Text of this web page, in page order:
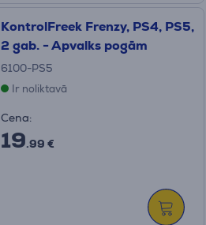
KontrolFreek Frenzy, PS4, PS5,
2 gab. - Apvalks pogām
6100-PS5
Ir noliktavā
Cena:
19.99 €